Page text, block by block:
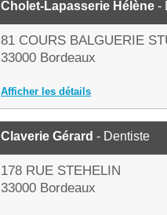
Cholet-Lapasserie Hélène -
81 COURS BALGUERIE
33000 Bordeaux
Afficher les détails
Claverie Gérard - Dentiste
178 RUE STEHELIN
33000 Bordeaux